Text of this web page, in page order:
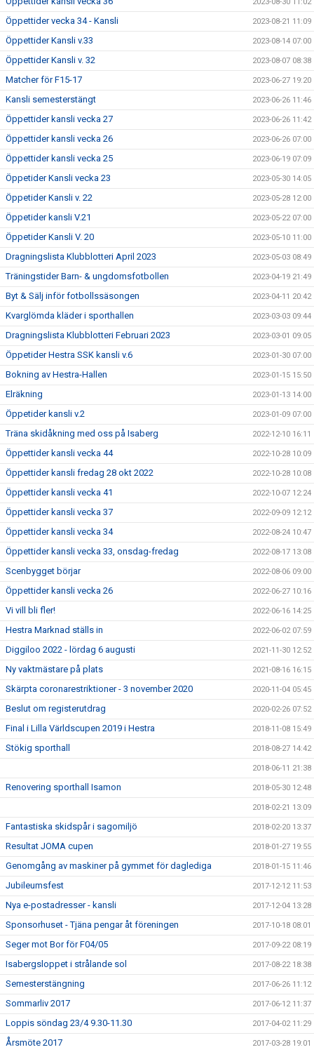
Öppettider vecka 34 - Kansli 2023-08-21 11:09
Öppettider Kansli v.33 2023-08-14 07:00
Öppettider Kansli v. 32 2023-08-07 08:38
Matcher för F15-17 2023-06-27 19:20
Kansli semesterstängt 2023-06-26 11:46
Öppettider kansli vecka 27 2023-06-26 11:42
Öppettider kansli vecka 26 2023-06-26 07:00
Öppettider kansli vecka 25 2023-06-19 07:09
Öppetider Kansli vecka 23 2023-05-30 14:05
Öppetider Kansli v. 22 2023-05-28 12:00
Öppetider kansli V.21 2023-05-22 07:00
Öppetider Kansli V. 20 2023-05-10 11:00
Dragningslista Klubblotteri April 2023 2023-05-03 08:49
Träningstider Barn- & ungdomsfotbollen 2023-04-19 21:49
Byt & Sälj inför fotbollssäsongen 2023-04-11 20:42
Kvarglömda kläder i sporthallen 2023-03-03 09:44
Dragningslista Klubblotteri Februari 2023 2023-03-01 09:05
Öppetider Hestra SSK kansli v.6 2023-01-30 07:00
Bokning av Hestra-Hallen 2023-01-15 15:50
Elräkning 2023-01-13 14:00
Öppetider kansli v.2 2023-01-09 07:00
Träna skidåkning med oss på Isaberg 2022-12-10 16:11
Öppettider kansli vecka 44 2022-10-28 10:09
Öppettider kansli fredag 28 okt 2022 2022-10-28 10:08
Öppettider kansli vecka 41 2022-10-07 12:24
Öppettider kansli vecka 37 2022-09-09 12:12
Öppettider kansli vecka 34 2022-08-24 10:47
Öppettider kansli vecka 33, onsdag-fredag 2022-08-17 13:08
Scenbygget börjar 2022-08-06 09:00
Öppettider kansli vecka 26 2022-06-27 10:16
Vi vill bli fler! 2022-06-16 14:25
Hestra Marknad ställs in 2022-06-02 07:59
Diggiloo 2022 - lördag 6 augusti 2021-11-30 12:52
Ny vaktmästare på plats 2021-08-16 16:15
Skärpta coronarestriktioner - 3 november 2020 2020-11-04 05:45
Beslut om registerutdrag 2020-02-26 07:52
Final i Lilla Världscupen 2019 i Hestra 2018-11-08 15:49
Stökig sporthall 2018-08-27 14:42
2018-06-11 21:38
Renovering sporthall Isamon 2018-05-30 12:48
2018-02-21 13:09
Fantastiska skidspår i sagomiljö 2018-02-20 13:37
Resultat JOMA cupen 2018-01-27 19:55
Genomgång av maskiner på gymmet för daglediga 2018-01-15 11:46
Jubileumsfest 2017-12-12 11:53
Nya e-postadresser - kansli 2017-12-04 13:28
Sponsorhuset - Tjäna pengar åt föreningen 2017-10-18 08:01
Seger mot Bor för F04/05 2017-09-22 08:19
Isabergsloppet i strålande sol 2017-08-22 18:38
Semesterstängning 2017-06-26 11:12
Sommarliv 2017 2017-06-12 11:37
Loppis söndag 23/4 9.30-11.30 2017-04-02 11:29
Årsmöte 2017 2017-03-28 19:01